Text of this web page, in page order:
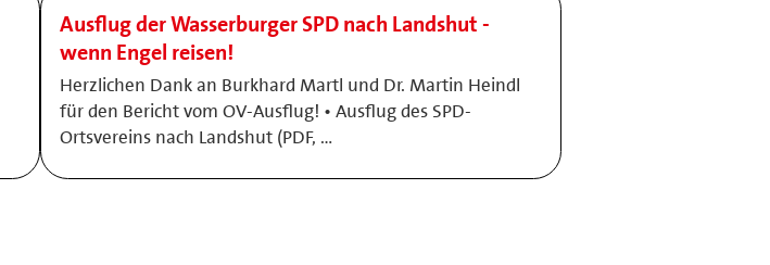
Ausflug der Wasserburger SPD nach Landshut -
wenn Engel reisen!
Herzlichen Dank an Burkhard Martl und Dr. Martin Heindl
für den Bericht vom OV-Ausflug! • Ausflug des SPD-
Ortsvereins nach Landshut (PDF, …